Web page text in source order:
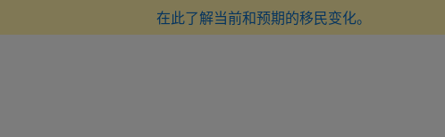
在此了解当前和预期的移民变化。